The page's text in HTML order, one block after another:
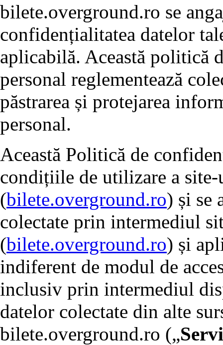
bilete.overground.ro se
confidențialitatea datelor
aplicabilă. Această politică
personal reglementează
păstrarea și protejarea
personal.
Această Politică de
condițiile de utilizare a
(bilete.overground.ro) și se
colectate prin intermediul
(bilete.overground.ro) și
indiferent de modul de
inclusiv prin intermediul
datelor colectate din alte
bilete.overground.ro („